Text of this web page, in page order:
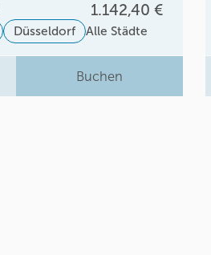
1.142,40 €
Düsseldorf Alle Städte
Buchen